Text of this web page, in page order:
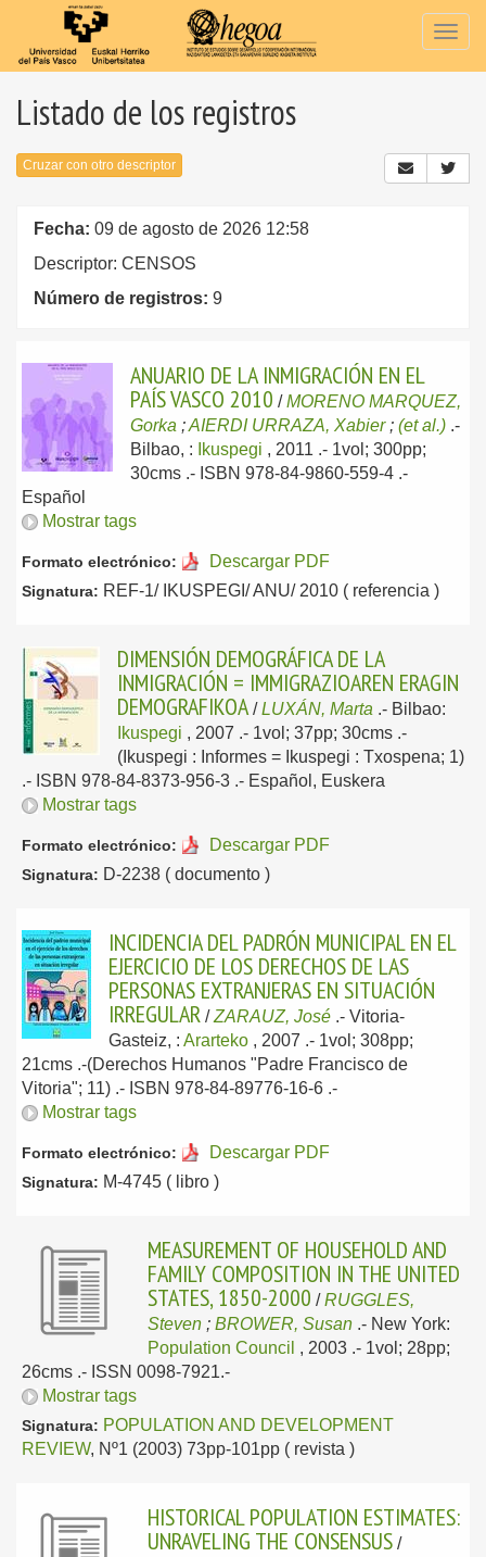
Listado de los registros
Cruzar con otro descriptor
Fecha: 09 de agosto de 2026 12:58
Descriptor: CENSOS
Número de registros: 9
ANUARIO DE LA INMIGRACIÓN EN EL
PAÍS VASCO 2010 /MORENO MARQUEZ,
Gorka ;AIERDI URRAZA, Xabier; (et al.) .-
Bilbao, :
Ikuspegi , 2011 .- 1vol; 300pp;
30cms .- ISBN 978-84-9860-559-4 .-
Español
Mostrar tags
Formato electrónico: Descargar PDF
Signatura: REF-1/ IKUSPEGI/ ANU/ 2010 ( referencia )
DIMENSIÓN DEMOGRÁFICA DE LA
INMIGRACIÓN = IMMIGRAZIOAREN ERAGIN
DEMOGRAFIKOA /LUXÁN, Marta .- Bilbao:
Ikuspegi , 2007 .- 1vol; 37pp; 30cms .-
(Ikuspegi : Informes = Ikuspegi : Txospena; 1)
.- ISBN 978-84-8373-956-3 .- Español, Euskera
Mostrar tags
Formato electrónico: Descargar PDF
Signatura: D-2238 ( documento )
INCIDENCIA DEL PADRÓN MUNICIPAL EN EL
EJERCICIO DE LOS DERECHOS DE LAS
PERSONAS EXTRANJERAS EN SITUACIÓN
IRREGULAR /ZARAUZ, José .- Vitoria-
Gasteiz, : Ararteko , 2007 .- 1vol; 308pp;
21cms .-(Derechos Humanos "Padre Francisco de
Vitoria"; 11) .- ISBN 978-84-89776-16-6 .-
Mostrar tags
Formato electrónico: Descargar PDF
Signatura: M-4745 ( libro )
MEASUREMENT OF HOUSEHOLD AND
FAMILY COMPOSITION IN THE UNITED
STATES, 1850-2000 /RUGGLES,
Steven ; BROWER, Susan .- New York:
Population Council , 2003 .- 1vol; 28pp;
26cms .- ISSN 0098-7921.-
Mostrar tags
Signatura: POPULATION AND DEVELOPMENT
REVIEW, Nº1 (2003) 73pp-101pp ( revista )
HISTORICAL POPULATION ESTIMATES:
UNRAVELING THE CONSENSUS /